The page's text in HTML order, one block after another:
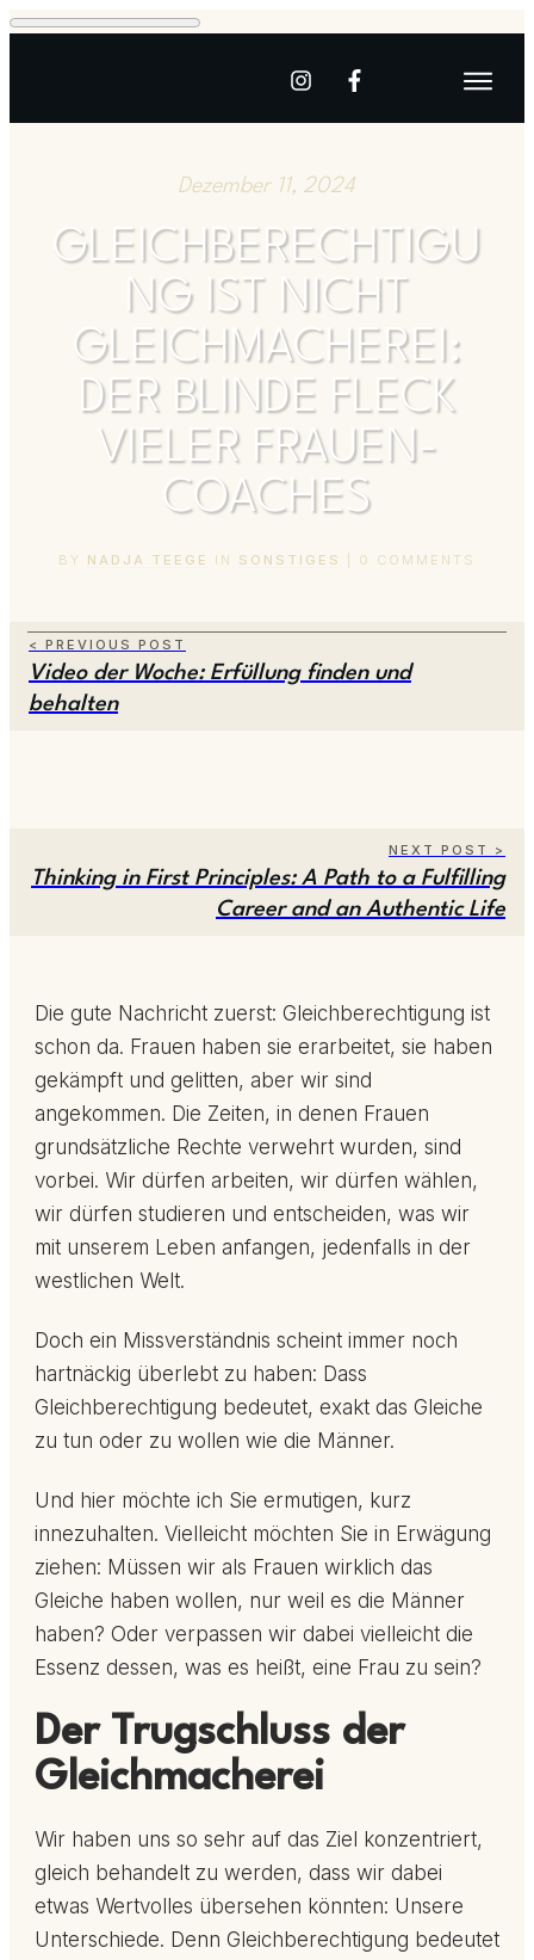
Dezember 11, 2024
GLEICHBERECHTIGU
NG IST NICHT
GLEICHMACHEREI:
DER BLINDE FLECK
VIELER FRAUEN-
COACHES
BY NADJA TEEGE IN SONSTIGES 0 COMMENTS
< PREVIOUS POST
Video der Woche: Erfüllung finden und
behalten
NEXT POST >
Thinking in First Principles: A Path to a Fulfilling
Career and an Authentic Life
Die gute Nachricht zuerst: Gleichberechtigung ist
schon da. Frauen haben sie erarbeitet, sie haben
gekämpft und gelitten, aber wir sind
angekommen. Die Zeiten, in denen Frauen
grundsätzliche Rechte verwehrt wurden, sind
vorbei. Wir dürfen arbeiten, wir dürfen wählen,
wir dürfen studieren und entscheiden, was wir
mit unserem Leben anfangen, jedenfalls in der
westlichen Welt.
Doch ein Missverständnis scheint immer noch
hartnäckig überlebt zu haben: Dass
Gleichberechtigung bedeutet, exakt das Gleiche
zu tun oder zu wollen wie die Männer.
Und hier möchte ich Sie ermutigen, kurz
innezuhalten. Vielleicht möchten Sie in Erwägung
ziehen: Müssen wir als Frauen wirklich das
Gleiche haben wollen, nur weil es die Männer
haben? Oder verpassen wir dabei vielleicht die
Essenz dessen, was es heißt, eine Frau zu sein?
Der Trugschluss der
Gleichmacherei
Wir haben uns so sehr auf das Ziel konzentriert,
gleich behandelt zu werden, dass wir dabei
etwas Wertvolles übersehen könnten: Unsere
Unterschiede. Denn Gleichberechtigung bedeutet